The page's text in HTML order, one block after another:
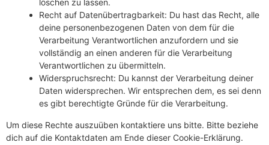
löschen zu lassen.
Recht auf Datenübertragbarkeit: Du hast das Recht, alle
deine personenbezogenen Daten von dem für die
Verarbeitung Verantwortlichen anzufordern und sie
vollständig an einen anderen für die Verarbeitung
Verantwortlichen zu übermitteln.
Widerspruchsrecht: Du kannst der Verarbeitung deiner
Daten widersprechen. Wir entsprechen dem, es sei denn
es gibt berechtigte Gründe für die Verarbeitung.
Um diese Rechte auszuüben kontaktiere uns bitte. Bitte beziehe
dich auf die Kontaktdaten am Ende dieser Cookie-Erklärung.